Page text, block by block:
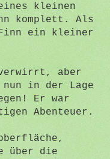
kleinen
komplett. Als
ein kleiner
verwirrt, aber
in der Lage
Er war
Abenteuer.
über die